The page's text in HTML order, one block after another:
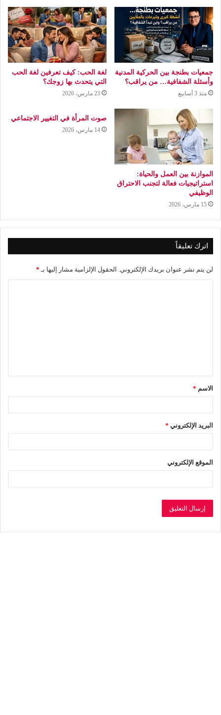
جمعيات بطنجة بين الحركية المدنية
وأسئلة الشفافية… من يراقب؟
منذ 3 أسابيع
لغة الحب: كيف تعرفين لغة الحب
التي يتحدث بها زوجك؟
23 مارس، 2026
الموازنة بين العمل والحياة:
استراتيجيات فعالة لتجنب الاحتراق
الوظيفي
15 مارس، 2026
صوت المرأة في التغيير الاجتماعي
14 مارس، 2026
اترك تعليقاً
لن يتم نشر عنوان بريدك الإلكتروني. الحقول الإلزامية مشار إليها بـ *
ق
*الاسم *
البريد الإلكتروني *
الموقع الإلكتروني